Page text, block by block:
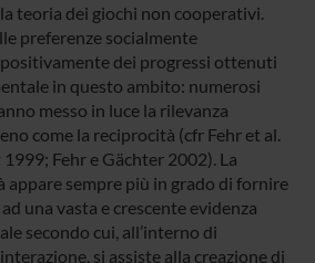
teoria dei giochi non cooperativi.
preferenze socialmente
dei progressi ottenuti
in questo ambito: numerosi
messo in luce la rilevanza
come la reciprocità (cfr Fehr et al.
Fehr e Gächter 2002). La
appare sempre più in grado di fornire
una vasta e crescente evidenza
secondo cui, all’interno di
si assiste alla creazione di